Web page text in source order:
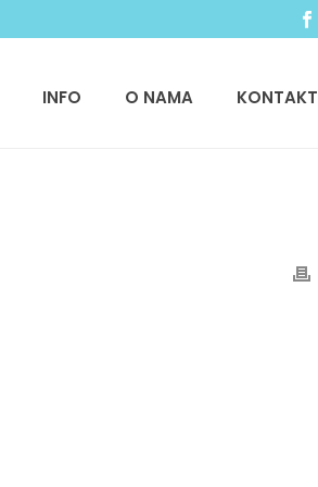
INFO O NAMA KONTAKT